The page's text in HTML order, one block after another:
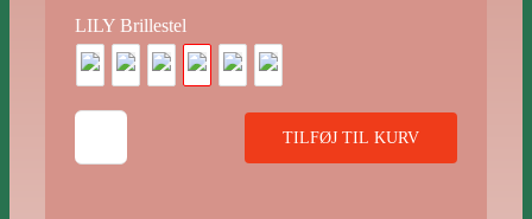
LILY Brillestel
NAT
TILFØJ TIL KURV